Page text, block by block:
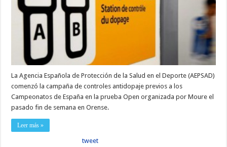
La Agencia Española de Protección de la Salud en el Deporte (AEPSAD)
comenzó la campaña de controles antidopaje previos a los
Campeonatos de España en la prueba Open organizada por Moure el
pasado fin de semana en Orense.
Leer más »
tweet